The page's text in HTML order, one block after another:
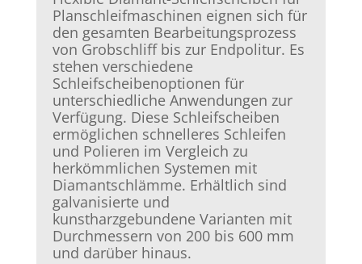
Planschleifmaschinen eignen sich für
den gesamten Bearbeitungsprozess
von Grobschliff bis zur Endpolitur. Es
stehen verschiedene
Schleifscheibenoptionen für
unterschiedliche Anwendungen zur
Verfügung. Diese Schleifscheiben
ermöglichen schnelleres Schleifen
und Polieren im Vergleich zu
herkömmlichen Systemen mit
Diamantschlämme. Erhältlich sind
galvanisierte und
kunstharzgebundene Varianten mit
Durchmessern von 200 bis 600 mm
und darüber hinaus.